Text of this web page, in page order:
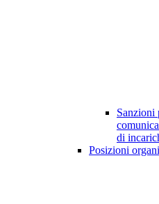
Sanzioni
di
Posizioni